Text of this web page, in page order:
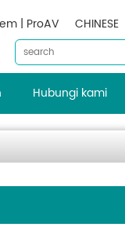
CHINESE
| ProAV
Hubungi kami